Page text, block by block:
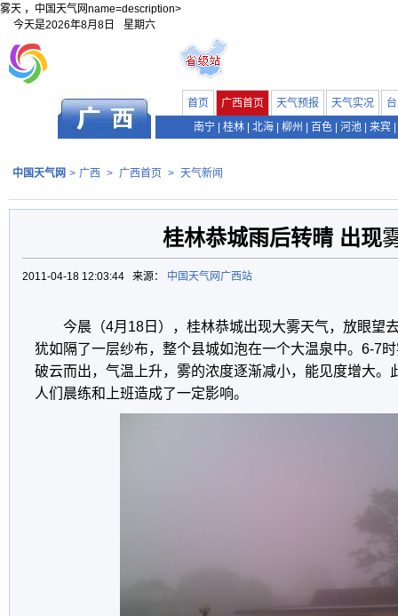
雾天 ，中国天气网name=description>
今天是2026年8月8日 星期六
首页 广西首页 天气预报 天气实况
南宁
桂林 北海 柳州 百色 河池 来宾
中国天气网 > 广西 > 广西首页 > 天气新闻
桂林恭城雨后转晴 出现
2011-04-18 12:03:44 来源： 中国天气网广西站
今晨（4月18日），桂林恭城出现大雾天气，放眼望
犹如隔了一层纱布，整个县城如泡在一个大温泉中。6-7
破云而出，气温上升，雾的浓度逐渐减小，能见度增大。
人们晨练和上班造成了一定影响。